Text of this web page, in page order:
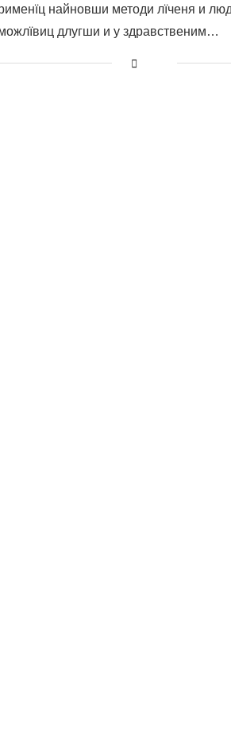
найновши методи лїченя и
длугши и у здравственим…